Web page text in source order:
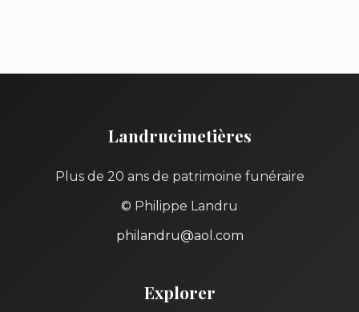
Landrucimetières
Plus de 20 ans de patrimoine funéraire
© Philippe Landru
philandru@aol.com
Explorer